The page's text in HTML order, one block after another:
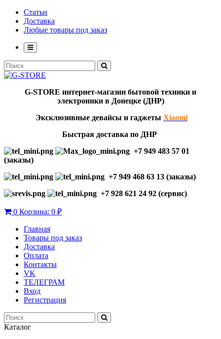
Статьи
Доставка
Любые товары под заказ
G-STORE интернет-магазин бытовой техники и
электроники в Донецке (ДНР)
Эксклюзивные девайсы и гаджеты Xiaomi
Быстрая доставка по ДНР
+7 949 483 57 01
(заказы)
+7 949 468 63 13 (заказы)
+7 928 621 24 92 (сервис)
0 Корзина: 0 ₽
Главная
Товары под заказ
Доставка
Оплата
Контакты
VK
ТЕЛЕГРАМ
Вход
Регистрация
Каталог